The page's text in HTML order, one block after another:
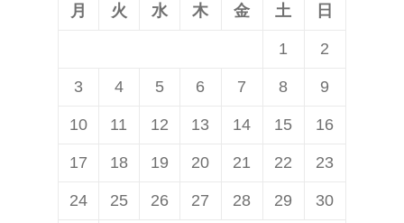
月 火 水 木 金 土 日
1 2
3 4 5 6 7 8 9
10 11 12 13 14 15 16
17 18 19 20 21 22 23
24 25 26 27 28 29 30